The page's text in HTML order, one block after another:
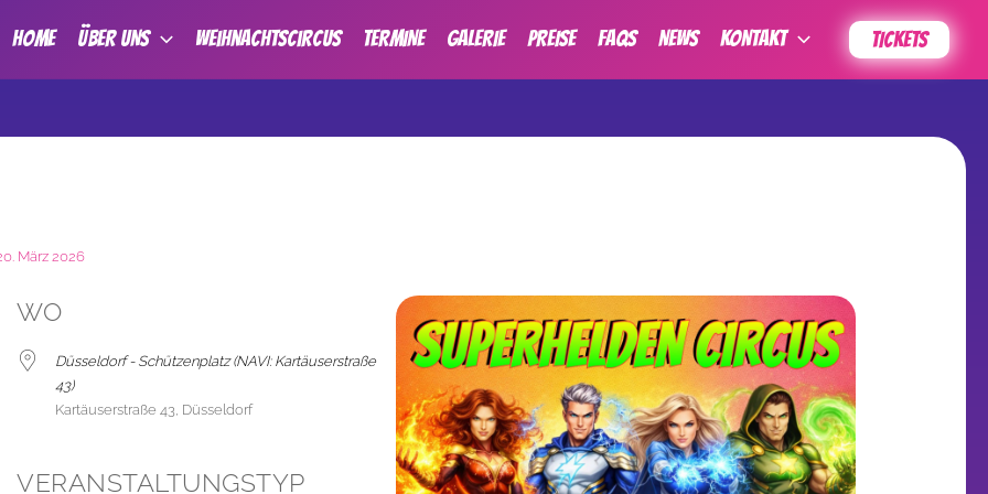
HOME ÜBER UNS Weihnachtscircus TERMINE GALERIE PREISE FAQs News KONTAKT TICKETS
März 2026
iCalendar Office 365 Outlook Live
WO
Düsseldorf - Schützenplatz (NAVI: Kartäuserstraße
43)
Kartäuserstraße 43, Düsseldorf
VERANSTALTUNGSTYP